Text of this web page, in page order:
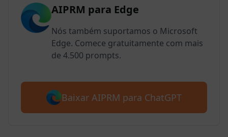
AIPRM para Edge
Nós também suportamos o Microsoft
Edge. Comece gratuitamente com mais
de 4.500 prompts.
Baixar AIPRM para ChatGPT